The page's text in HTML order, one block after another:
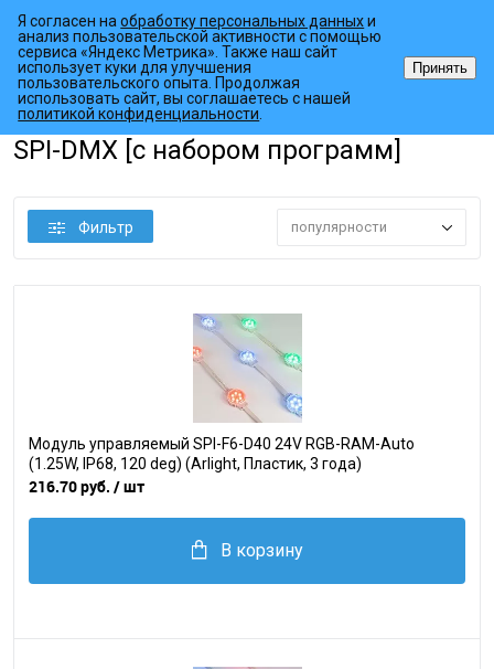
Главная страница • Каталог товаров • Светодиодный декор
SPI-DMX [с набором программ]
Фильтр популярности
Модуль управляемый SPI-F6-D40 24V RGB-RAM-Auto
(1.25W, IP68, 120 deg) (Arlight, Пластик, 3 года)
216.70 руб. / шт
В корзину
Я согласен наобработку персональных данныхи
анализ пользовательской активности с помощью
сервиса «Яндекс Метрика». Также наш сайт
использует куки для улучшения
пользовательского опыта. Продолжая
использовать сайт, вы соглашаетесь с нашей
политикой конфиденциальности
Принять